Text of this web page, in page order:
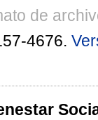
de
4676.